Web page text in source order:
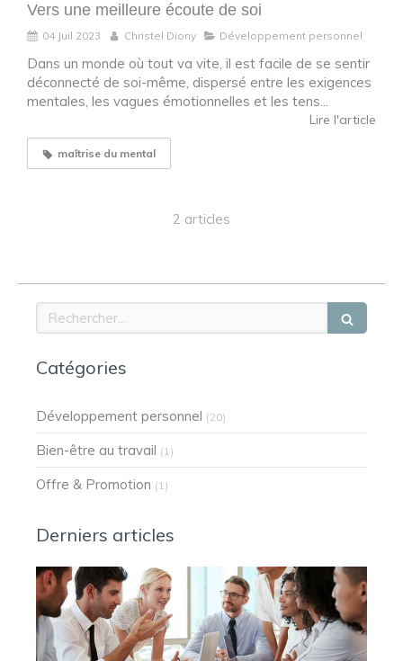
Vers une meilleure écoute de soi
04 Juil 2023 Christel Diony Développement personnel
Dans un monde où tout va vite, il est facile de se sentir
déconnecté de soi-même, dispersé entre les exigences
mentales, les vagues émotionnelles et les tens...
Lire l'article
maîtrise du mental
2 articles
Rechercher
Catégories
Développement personnel (20)
Bien-être au travail (1)
Offre & Promotion (1)
Derniers articles